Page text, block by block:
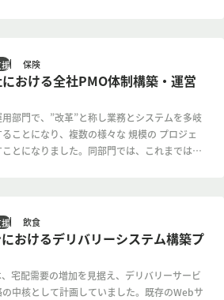
おける全社PMO体制構築・運営
部門で、”改革”と称し業務とシステムを多岐
ことになり、複数の様々な 規模の プロジェ
とになりました。同部門では、これまでは保
させることが出来るだけの進捗管理や課題管
料や成果物などの雛形が存在せず、案件毎に
告 しているなど、マルチベンダーで複数プロ
ながら推進するためには、プロジェクトマネ
の整備が十分とは言えない状況でした。
保険
おけるデリバリーシステム構築プ
宅配需要の増加を見据え、デリバリーサービ
中核として計画していました。既存のWebサ
飲食